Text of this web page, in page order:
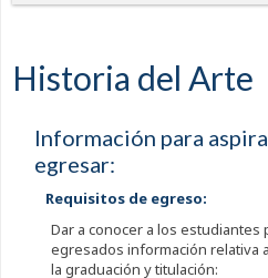
Historia del Arte
Información para
egresar:
Requisitos de egreso:
Dar a conocer a los estudiantes
egresados información relativa
la graduación y titulación: